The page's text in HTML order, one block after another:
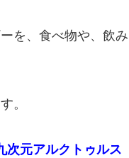
を、食べ物や、飲み
。
次元アルクトゥルス